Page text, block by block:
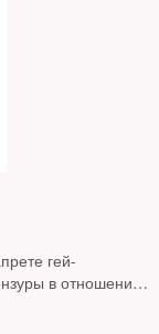
гей-
в отношении